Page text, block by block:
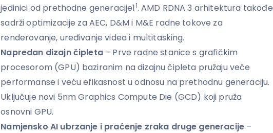
jedinici od prethodne generacije11. AMD RDNA 3 arhitektura takođe
sadrži optimizacije za AEC, D&M i M&E radne tokove za
renderovanje, uređivanje videa i multitasking.
Napredan dizajn čipleta– Prve radne stanice s grafičkim
procesorom (GPU) baziranim na dizajnu čipleta pružaju veće
performanse i veću efikasnost u odnosu na prethodnu generaciju.
Uključuje novi 5nm Graphics Compute Die (GCD) koji pruža
osnovni GPU.
Namjensko AI ubrzanje i praćenje zraka druge generacije –